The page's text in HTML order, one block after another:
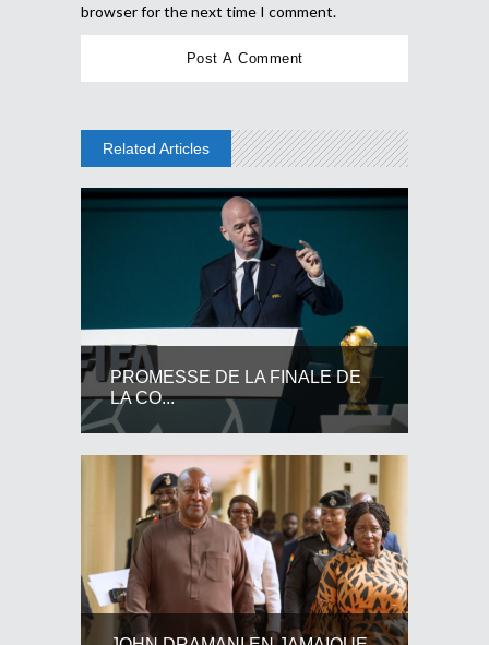
browser for the next time I comment.
Related Articles
PROMESSE DE LA FINALE DE
LA CO...